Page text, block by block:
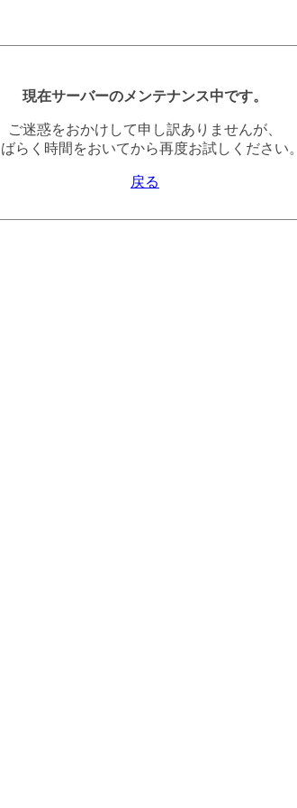
現在サーバーのメンテナンス中です。
ご迷惑をおかけして申し訳ありませんが、
ばらく時間をおいてから再度お試しください。
戻る